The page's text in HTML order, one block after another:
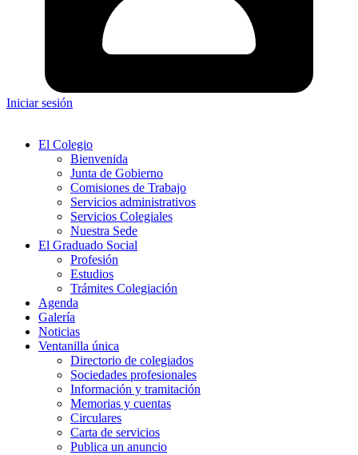
Iniciar sesión
El Colegio
Bienvenida
Junta de Gobierno
Comisiones de Trabajo
Servicios administrativos
Servicios Colegiales
Nuestra Sede
El Graduado Social
Profesión
Estudios
Trámites Colegiación
Agenda
Galería
Noticias
Ventanilla única
Directorio de colegiados
Sociedades profesionales
Información y tramitación
Memorias y cuentas
Circulares
Carta de servicios
Publica un anuncio